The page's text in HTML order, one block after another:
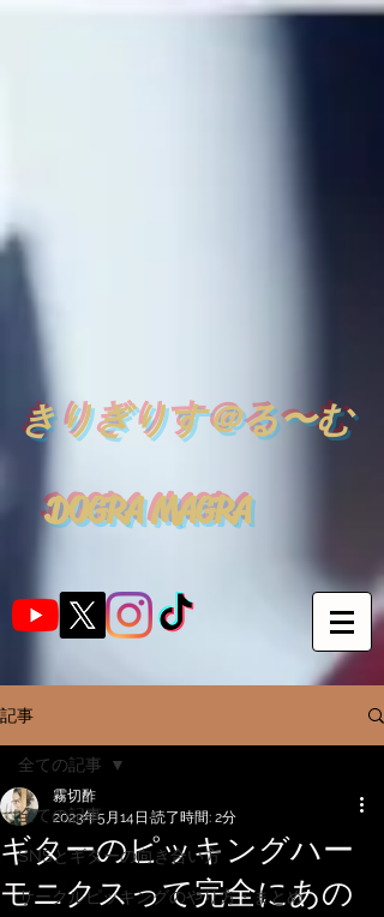
きりぎりす＠る〜む
DOGRA MAGRA
記事
全ての記事
SNSとギターの向き合い方
サークルピッキングのやり方・まとめ
全ての記事
ギターのピッキングハー
モニクスって完全にあの
霧切酢
2023年5月14日 読了時間: 2分